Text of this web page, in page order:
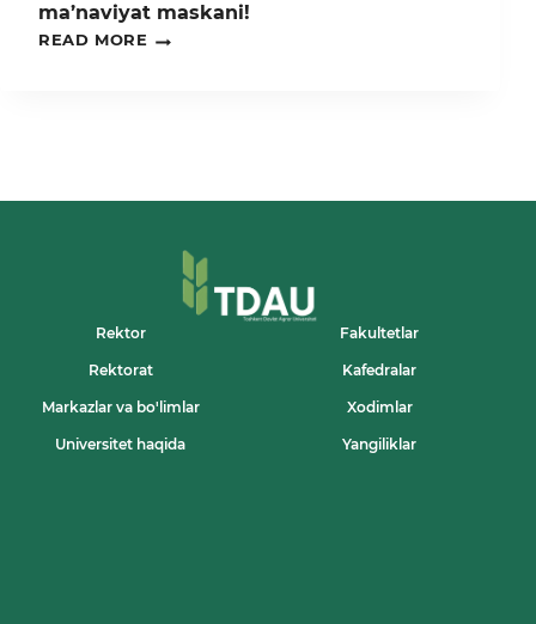
ma’naviyat maskani!
READ MORE
TDAUDA
Rektor Fakultetlar
Rektorat Kafedralar
Markazlar va bo'limlar Xodimlar
Universitet haqida Yangiliklar